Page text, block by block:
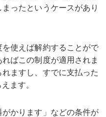
ったというケースがあり
使えば解約することがで
ばこの制度が適用されま
ますし、すでに支払った
ます。
かります」などの条件が